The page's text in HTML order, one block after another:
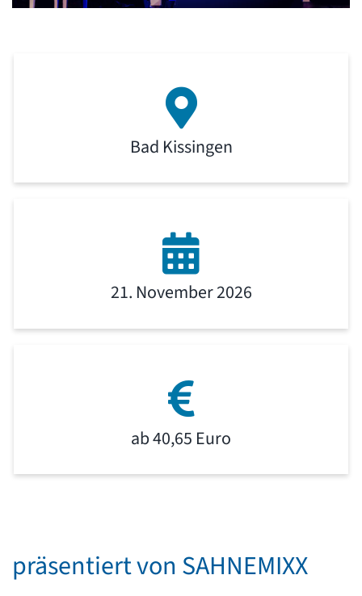
Bad Kissingen
21. November 2026
ab 40,65 Euro
präsentiert von SAHNEMIXX